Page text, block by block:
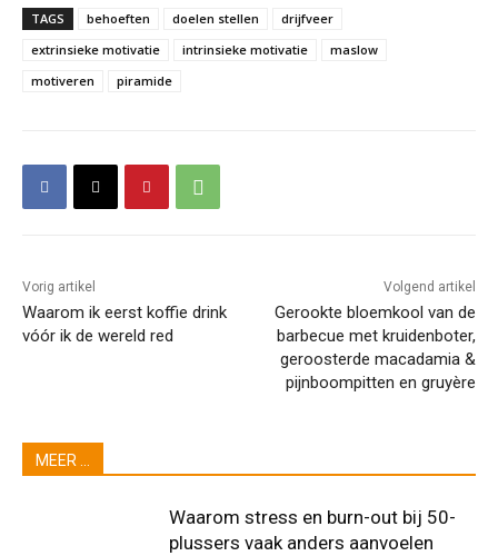
TAGS behoeften doelen stellen
drijfveer
extrinsieke motivatie
intrinsieke motivatie
maslow
motiveren
piramide
Vorig artikel
Waarom ik eerst koffie drink
vóór ik de wereld red
Volgend artikel
Gerookte bloemkool van de
barbecue met kruidenboter,
geroosterde macadamia &
pijnboompitten en gruyère
MEER ...
Waarom stress en burn-out bij 50-
plussers vaak anders aanvoelen